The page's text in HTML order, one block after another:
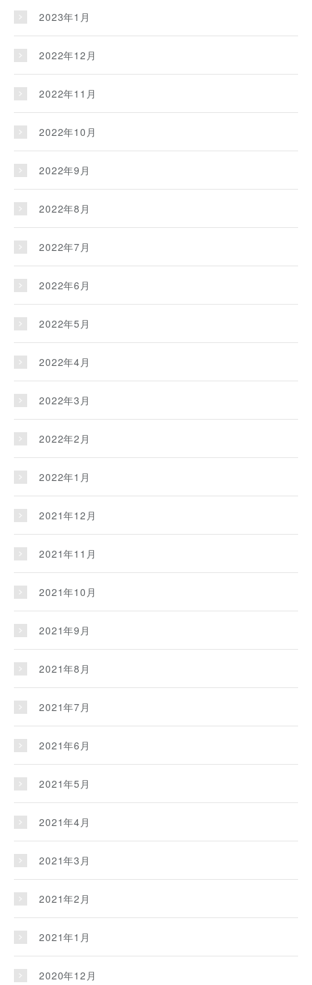
2023年1月
2022年12月
2022年11月
2022年10月
2022年9月
2022年8月
2022年7月
2022年6月
2022年5月
2022年4月
2022年3月
2022年2月
2022年1月
2021年12月
2021年11月
2021年10月
2021年9月
2021年8月
2021年7月
2021年6月
2021年5月
2021年4月
2021年3月
2021年2月
2021年1月
2020年12月